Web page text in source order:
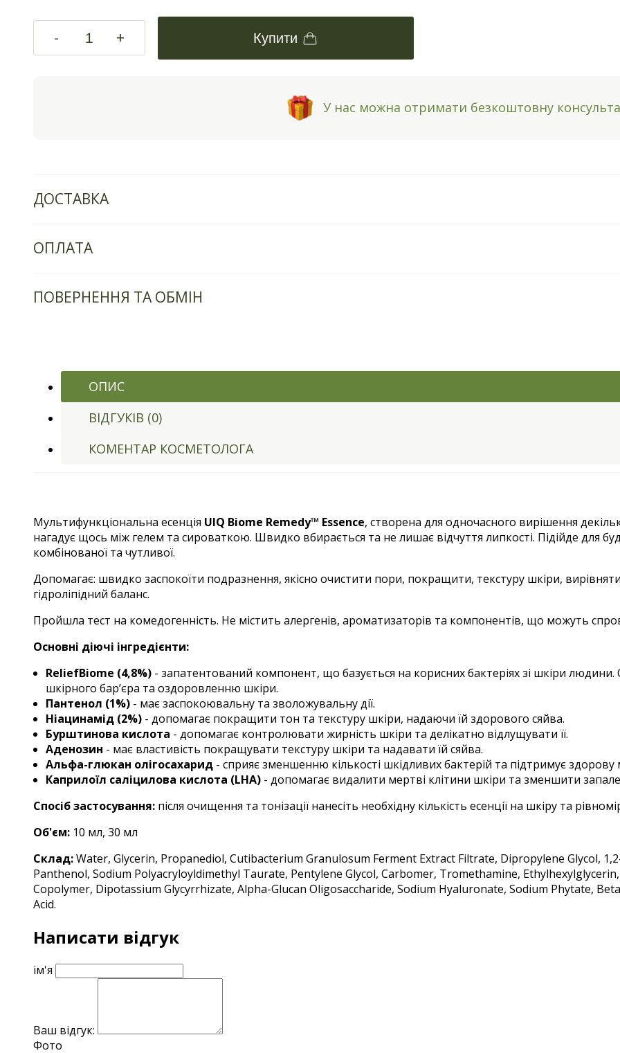
- + Купити
У нас можна отримати безкоштовну
ДОСТАВКА
ОПЛАТА
ПОВЕРНЕННЯ ТА ОБМІН
ОПИС
ВІДГУКІВ (0)
КОМЕНТАР КОСМЕТОЛОГА
Мультифункціональна есенція UIQ Biome Remedy™ Essence, створена для одночасного вирішення
нагадує щось між гелем та сироваткою. Швидко вбирається та не лишає відчуття липкості. Підійде для
комбінованої та чутливої.
Допомагає: швидко заспокоїти подразнення, якісно очистити пори, покращити, текстуру шкіри,
гідроліпідний баланс.
Пройшла тест на комедогенність. Не містить алергенів, ароматизаторів та компонентів, що можуть
Основні діючі інгредієнти:
ReliefBiome (4,8%)- запатентований компонент, що базується на корисних бактеріях зі шкіри
шкірного бар’єра та оздоровленню шкіри.
Пантенол (1%)- має заспокоювальну та зволожувальну дії.
Ніацинамід (2%)- допомагає покращити тон та текстуру шкіри, надаючи їй здорового сяйва.
Бурштинова кислота - допомагає контролювати жирність шкіри та делікатно відлущувати її.
Аденозин - має властивість покращувати текстуру шкіри та надавати їй сяйва.
Альфа-глюкан олігосахарид- сприяє зменшенню кількості шкідливих бактерій та підтримує здорову
Каприлоїл саліцилова кислота (LHA)- допомагає видалити мертві клітини шкіри та зменшити
Спосіб застосування: після очищення та тонізації нанесіть необхідну кількість есенції на шкіру та
Об'єм: 10 мл, 30 мл
Склад:Water, Glycerin, Propanediol, Cutibacterium Granulosum Ferment Extract Filtrate, Dipropylene Glycol,
Panthenol, Sodium Polyacryloyldimethyl Taurate, Pentylene Glycol, Carbomer, Tromethamine,
Copolymer, Dipotassium Glycyrrhizate, Alpha-Glucan Oligosaccharide, Sodium Hyaluronate, Sodium Phytate,
Acid.
Написати відгук
ім'я
Ваш відгук:
Фото